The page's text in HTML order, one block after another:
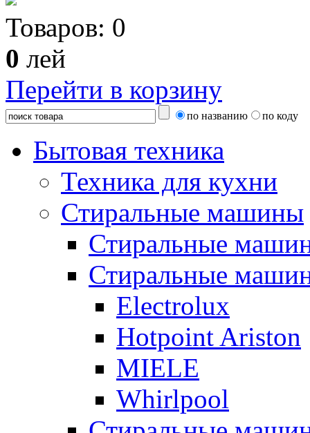
Товаров: 0
0 лей
Перейти в корзину
по названию по коду
Бытовая техника
Техника для кухни
Стиральные машины
Стиральные
Стиральные
Electrolux
Hotpoint Ariston
MIELE
Whirlpool